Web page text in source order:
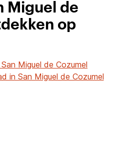
Miguel de
op
Miguel de Cozumel
in San Miguel de Cozumel